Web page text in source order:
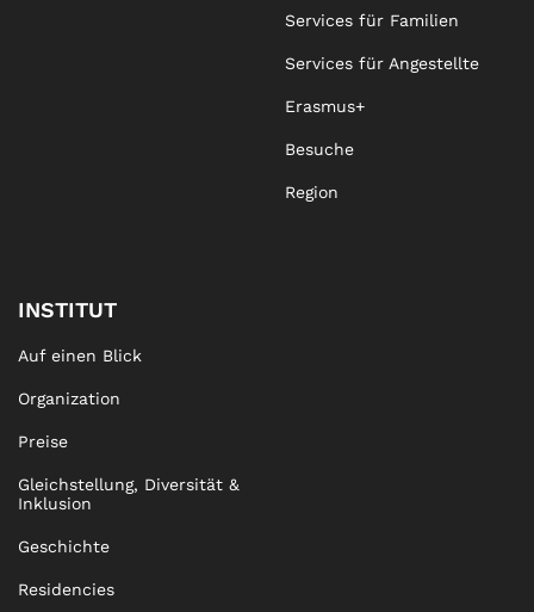
Services für Familien
Services für Angestellte
Erasmus+
Besuche
Region
INSTITUT
Auf einen Blick
Organization
Preise
Gleichstellung, Diversität &
Inklusion
Geschichte
Residencies